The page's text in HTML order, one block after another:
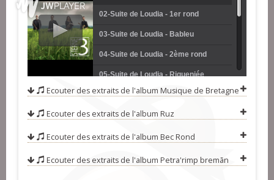
02-Suite de Loudia - 1er rond
03-Suite de Loudia - Bableu
04-Suite de Loudia - 2ème rond
05-Suite de Loudia - Riqueniée
06-Kérouézée
07-Suite Plinn - Ton simpl
08-Suite Plinn - Bal
09-Suite Plinn - Ton doubl
Ecouter des extraits de l'album Musique de Bretagne
Ecouter des extraits de l'album Ruz
Ecouter des extraits de l'album Bec Rond
Ecouter des extraits de l'album Petra'rimp bremãn